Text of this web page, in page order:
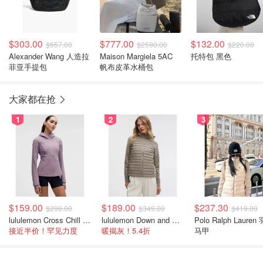
$303.00 $657.00
Alexander Wang 人造拉
菲亚手提包
$777.00 $2590.00
Maison Margiela 5AC
帆布皮革水桶包
$132.00 $220.00
托特包 黑色
大家都在抢
1
$159.00 $299.00
lululemon Cross Chill 女士运动外套
接近半价！罕见力度
2
$189.00 $349.00
lululemon Down and Around 羽绒夹克
暖揭灰！5.4折
3
$237.30 $419.00
Polo Ralph Lauren
马甲